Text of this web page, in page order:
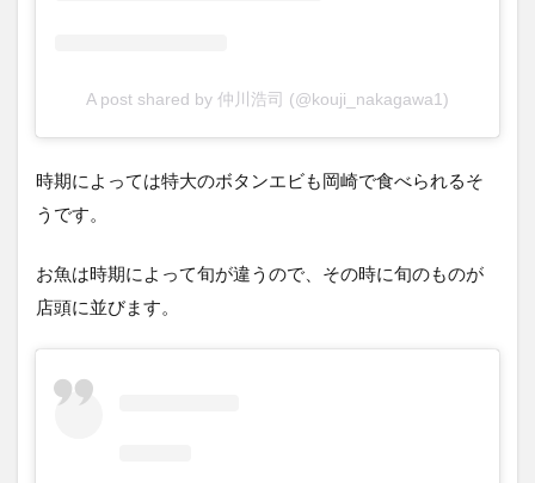
A post shared by 仲川浩司 (@kouji_nakagawa1)
時期によっては特大のボタンエビも岡崎で食べられるそ
うです。
お魚は時期によって旬が違うので、その時に旬のものが
店頭に並びます。